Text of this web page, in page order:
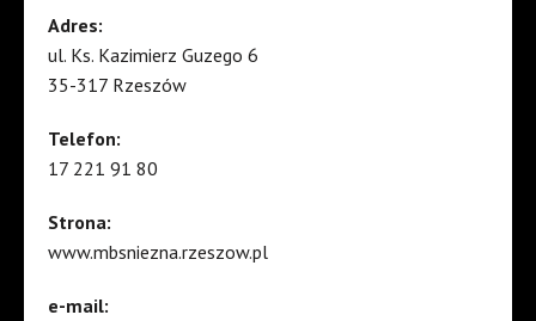
Adres:
ul. Ks. Kazimierz Guzego 6
35-317 Rzeszów
Telefon:
17 221 91 80
Strona:
www.mbsniezna.rzeszow.pl
e-mail: